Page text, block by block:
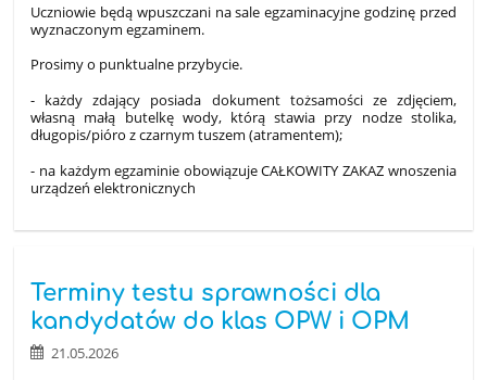
Uczniowie będą wpuszczani na sale egzaminacyjne godzinę przed
wyznaczonym egzaminem.
Prosimy o punktualne przybycie.
- każdy zdający posiada dokument tożsamości ze zdjęciem,
własną małą butelkę wody, którą stawia przy nodze stolika,
długopis/pióro z czarnym tuszem (atramentem);
- na każdym egzaminie obowiązuje CAŁKOWITY ZAKAZ wnoszenia
urządzeń elektronicznych
Terminy testu sprawności dla
kandydatów do klas OPW i OPM
21.05.2026